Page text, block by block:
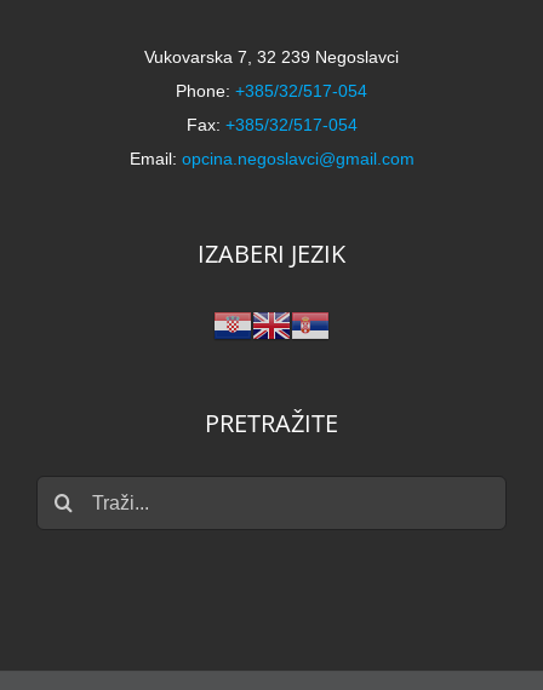
Vukovarska 7, 32 239 Negoslavci
Phone: +385/32/517-054
Fax: +385/32/517-054
Email: opcina.negoslavci@gmail.com
IZABERI JEZIK
PRETRAŽITE
Traži...